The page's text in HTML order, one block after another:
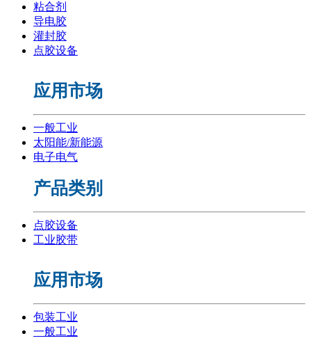
粘合剂
导电胶
灌封胶
点胶设备
应用市场
一般工业
太阳能/新能源
电子电气
产品类别
点胶设备
工业胶带
应用市场
包装工业
一般工业